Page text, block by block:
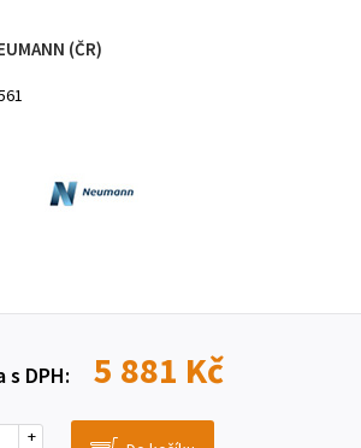
(ČR)
s DPH: 5 881 Kč
+